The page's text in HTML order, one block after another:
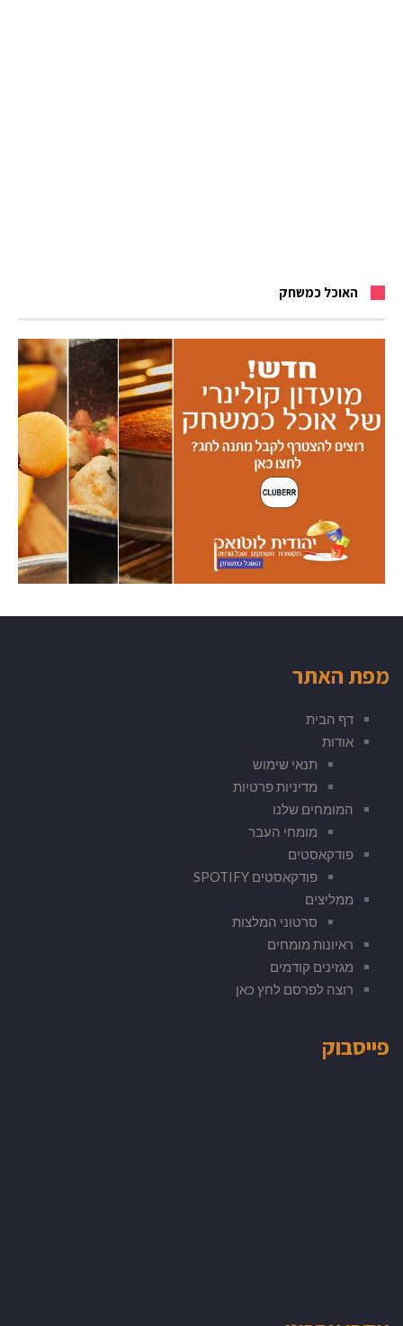
האוכל כמשחק
מפת האתר
דף הבית
אודות
תנאי שימוש
מדיניות פרטיות
המומחים שלנו
מומחי העבר
פודקאסטים
פודקאסטים SPOTIFY
ממליצים
סרטוני המלצות
ראיונות מומחים
מגזינים קודמים
רוצה לפרסם לחץ כאן
פייסבוק